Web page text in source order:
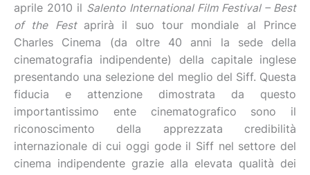
aprile 2010 il Salento International Film Festival – Best
of the Fest aprirà il suo tour mondiale al Prince
Charles Cinema (da oltre 40 anni la sede della
cinematografia indipendente) della capitale inglese
presentando una selezione del meglio del Siff. Questa
fiducia e attenzione dimostrata da questo
importantissimo ente cinematografico sono il
riconoscimento della apprezzata credibilità
internazionale di cui oggi gode il Siff nel settore del
cinema indipendente grazie alla elevata qualità dei